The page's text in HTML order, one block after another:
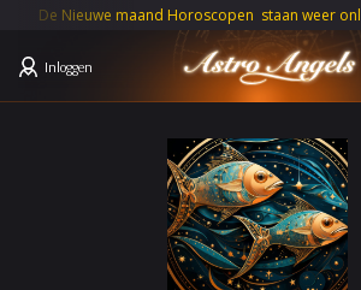
Nieuwe maand Horoscopen staan weer online.
Inloggen